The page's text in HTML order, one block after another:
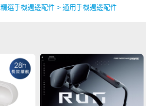
精選手機週邊配件 > 通用手機週邊配件